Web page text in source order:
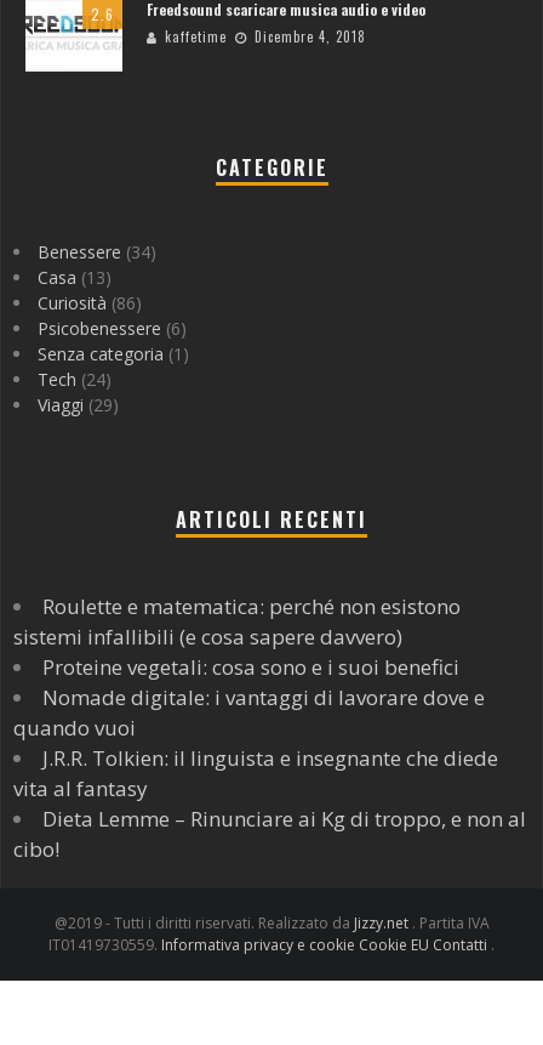
2.6 Freedsound scaricare musica audio e video
kaffetime Dicembre 4, 2018
CATEGORIE
Benessere (34)
Casa (13)
Curiosità (86)
Psicobenessere (6)
Senza categoria (1)
Tech (24)
Viaggi (29)
ARTICOLI RECENTI
Roulette e matematica: perché non esistono
sistemi infallibili (e cosa sapere davvero)
Proteine vegetali: cosa sono e i suoi benefici
Nomade digitale: i vantaggi di lavorare dove e
quando vuoi
J.R.R. Tolkien: il linguista e insegnante che diede
vita al fantasy
Dieta Lemme – Rinunciare ai Kg di troppo, e non al
cibo!
@2019 - Tutti i diritti riservati. Realizzato da Jizzy.net . Partita IVA
IT01419730559. Informativa privacy e cookie Cookie EU Contatti .